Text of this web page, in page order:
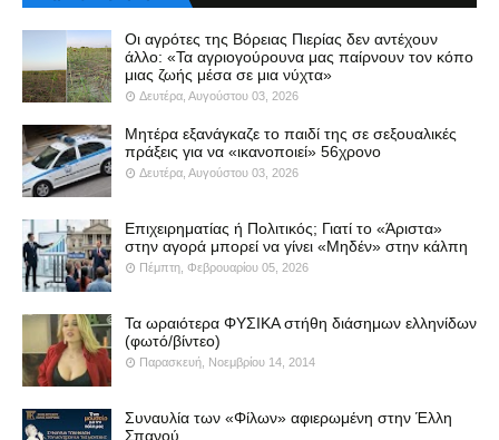
Οι αγρότες της Βόρειας Πιερίας δεν αντέχουν
άλλο: «Τα αγριογούρουνα μας παίρνουν τον κόπο
μιας ζωής μέσα σε μια νύχτα»
Δευτέρα, Αυγούστου 03, 2026
Μητέρα εξανάγκαζε το παιδί της σε σεξουαλικές
πράξεις για να «ικανοποιεί» 56χρονο
Δευτέρα, Αυγούστου 03, 2026
Επιχειρηματίας ή Πολιτικός; Γιατί το «Άριστα»
στην αγορά μπορεί να γίνει «Μηδέν» στην κάλπη
Πέμπτη, Φεβρουαρίου 05, 2026
Τα ωραιότερα ΦΥΣΙΚΑ στήθη διάσημων ελληνίδων
(φωτό/βίντεο)
Παρασκευή, Νοεμβρίου 14, 2014
Συναυλία των «Φίλων» αφιερωμένη στην Έλλη
Σπανού